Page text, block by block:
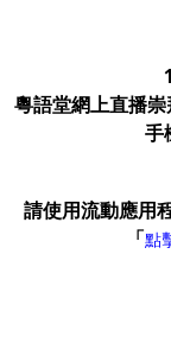
粵語堂網上直播
手
請使用流動應用
「點